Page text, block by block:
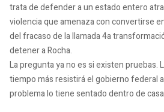
trata de defender a un estado entero
violencia que amenaza con convertirse
del fracaso de la llamada 4a
detener a Rocha.
La pregunta ya no es si existen pruebas.
tiempo más resistirá el gobierno federal
problema lo tiene sentado dentro de